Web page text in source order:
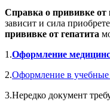
Справка о прививке от
зависит и сила
прививке от гепатита
1.Оформление
2.Оформление в учебные
3.Нередко документ